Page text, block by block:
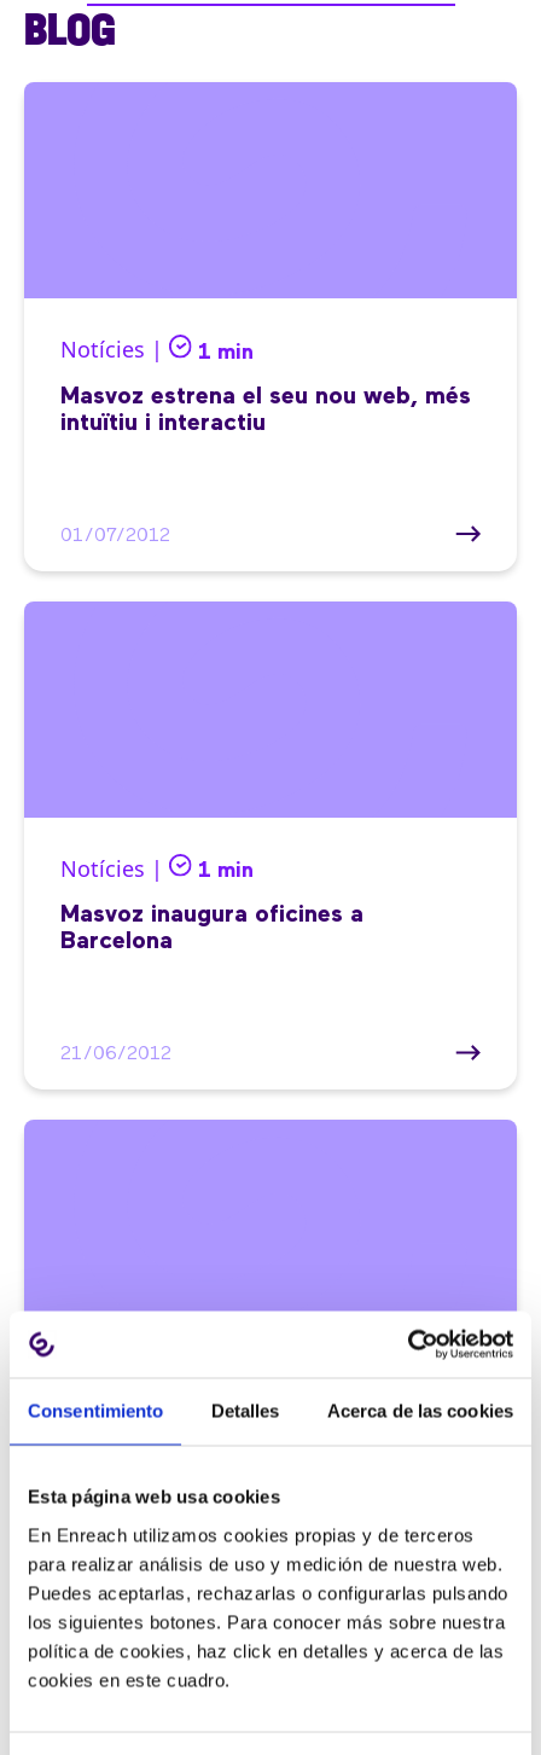
Consentimiento Detalles Acerca de las cookies
Esta página web usa cookies
En Enreach utilizamos cookies propias y de terceros
para realizar análisis de uso y medición de nuestra web.
Puedes aceptarlas, rechazarlas o configurarlas pulsando
los siguientes botones. Para conocer más sobre nuestra
política de cookies, haz click en detalles y acerca de las
cookies en este cuadro.
BLOG
Notícies | 1 min
Masvoz estrena el seu nou web, més
intuïtiu i interactiu
01/07/2012
Notícies | 1 min
Masvoz inaugura oficines a
Barcelona
21/06/2012
Resultats de lenquesta de
25/03/2011